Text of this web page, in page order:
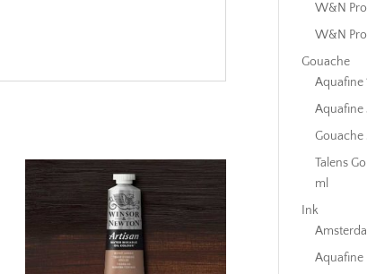
W&N
W&N
Gouache
Aquafine
Aquafine
Gouache
Talens
ml
Ink
Aquafine